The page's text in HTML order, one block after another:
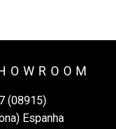
(08915)
Espanha